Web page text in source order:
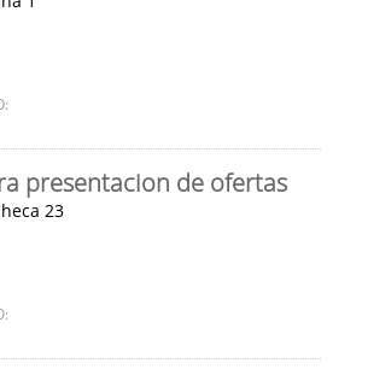
presentacion de ofertas
23